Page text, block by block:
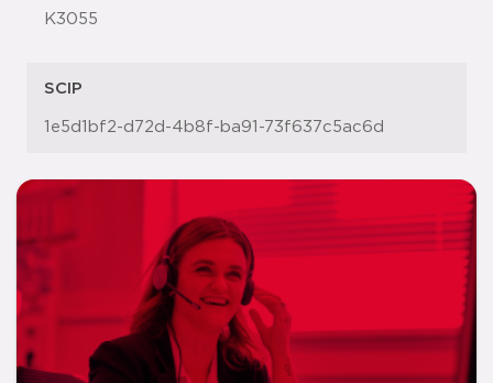
K3055
SCIP
1e5d1bf2-d72d-4b8f-ba91-73f637c5ac6d